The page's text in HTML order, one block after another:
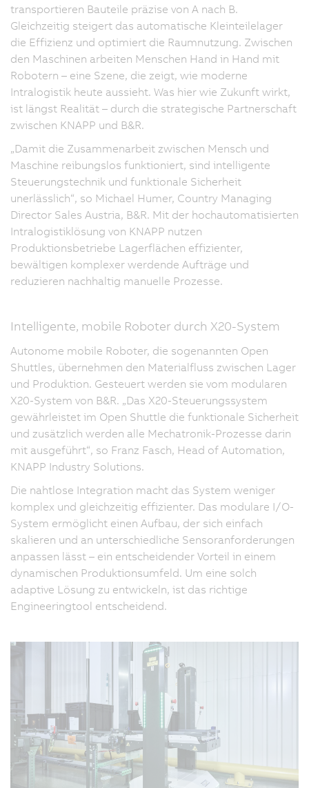
transportieren Bauteile präzise von A nach B.
Gleichzeitig steigert das automatische Kleinteilelager
die Effizienz und optimiert die Raumnutzung. Zwischen
den Maschinen arbeiten Menschen Hand in Hand mit
Robotern – eine Szene, die zeigt, wie moderne
Intralogistik heute aussieht. Was hier wie Zukunft wirkt,
ist längst Realität – durch die strategische Partnerschaft
zwischen KNAPP und B&R.
„Damit die Zusammenarbeit zwischen Mensch und
Maschine reibungslos funktioniert, sind intelligente
Steuerungstechnik und funktionale Sicherheit
unerlässlich“, so Michael Humer, Country Managing
Director Sales Austria, B&R. Mit der hochautomatisierten
Intralogistiklösung von KNAPP nutzen
Produktionsbetriebe Lagerflächen effizienter,
bewältigen komplexer werdende Aufträge und
reduzieren nachhaltig manuelle Prozesse.
Intelligente, mobile Roboter durch X20-System
Autonome mobile Roboter, die sogenannten Open
Shuttles, übernehmen den Materialfluss zwischen Lager
und Produktion. Gesteuert werden sie vom modularen
X20-System von B&R. „Das X20-Steuerungssystem
gewährleistet im Open Shuttle die funktionale Sicherheit
und zusätzlich werden alle Mechatronik-Prozesse darin
mit ausgeführt“, so Franz Fasch, Head of Automation,
KNAPP Industry Solutions.
Die nahtlose Integration macht das System weniger
komplex und gleichzeitig effizienter. Das modulare I/O-
System ermöglicht einen Aufbau, der sich einfach
skalieren und an unterschiedliche Sensoranforderungen
anpassen lässt – ein entscheidender Vorteil in einem
dynamischen Produktionsumfeld. Um eine solch
adaptive Lösung zu entwickeln, ist das richtige
Engineeringtool entscheidend.